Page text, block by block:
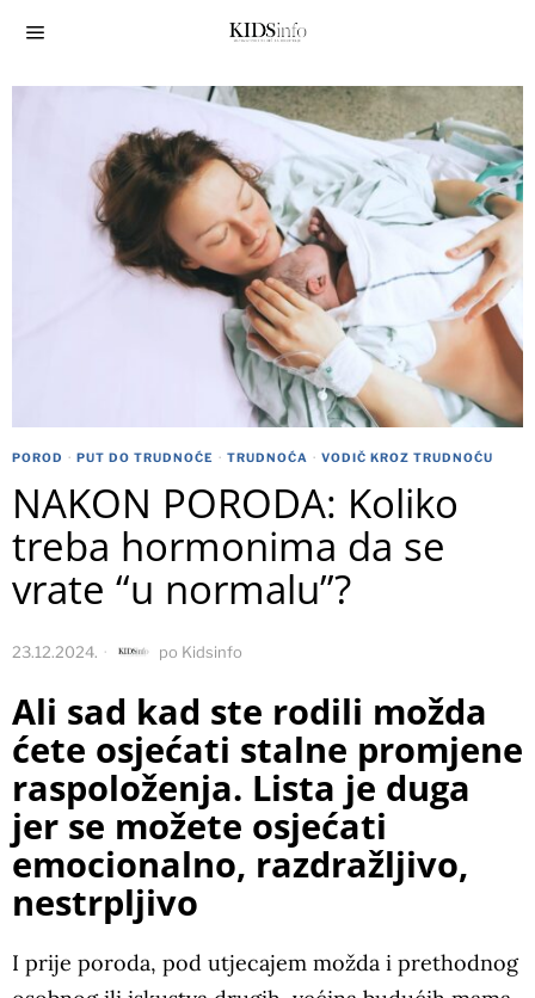
POROD · PUT DO TRUDNOĆE · TRUDNOĆA · VODIČ KROZ TRUDNOĆU
NAKON PORODA: Koliko
treba hormonima da se
vrate “u normalu”?
23.12.2024. po Kidsinfo
Ali sad kad ste rodili možda
ćete osjećati stalne promjene
raspoloženja. Lista je duga
jer se možete osjećati
emocionalno, razdražljivo,
nestrpljivo
I prije poroda, pod utjecajem možda i prethodnog